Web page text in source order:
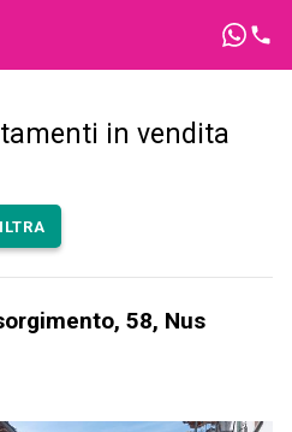
in vendita
58, Nus